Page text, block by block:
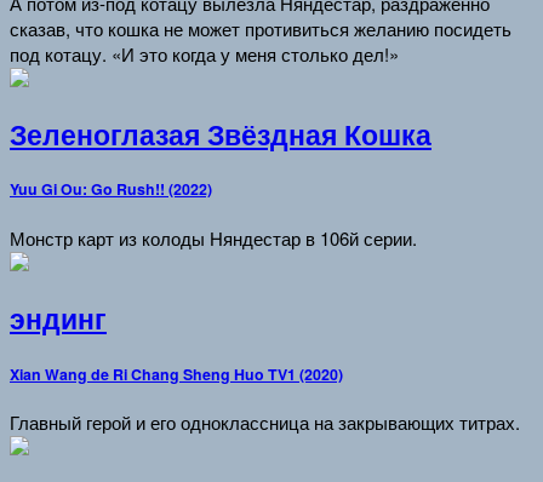
сказав, что кошка не может противиться желанию посидеть
под котацу. «И это когда у меня столько дел!»
Зеленоглазая Звёздная Кошка
Yuu Gi Ou: Go Rush!! (2022)
Монстр карт из колоды Няндестар в 106й серии.
эндинг
Xian Wang de Ri Chang Sheng Huo TV1 (2020)
Главный герой и его одноклассница на закрывающих титрах.